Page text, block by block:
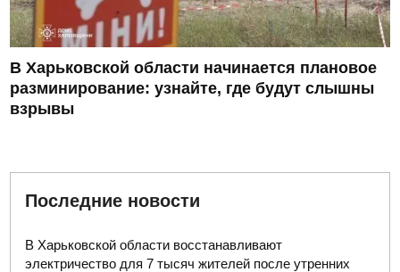
В Харьковской области начинается плановое
разминирование: узнайте, где будут слышны
взрывы
Последние новости
В Харьковской области восстанавливают
электричество для 7 тысяч жителей после утренних